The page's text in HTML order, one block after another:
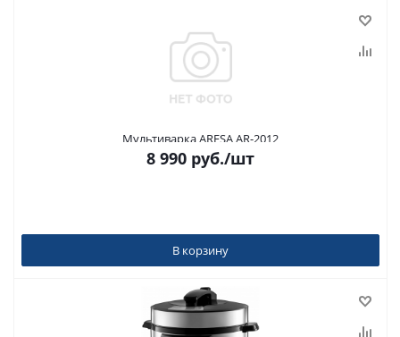
Мультиварка ARESA AR-2012
8 990 руб./шт
В корзину